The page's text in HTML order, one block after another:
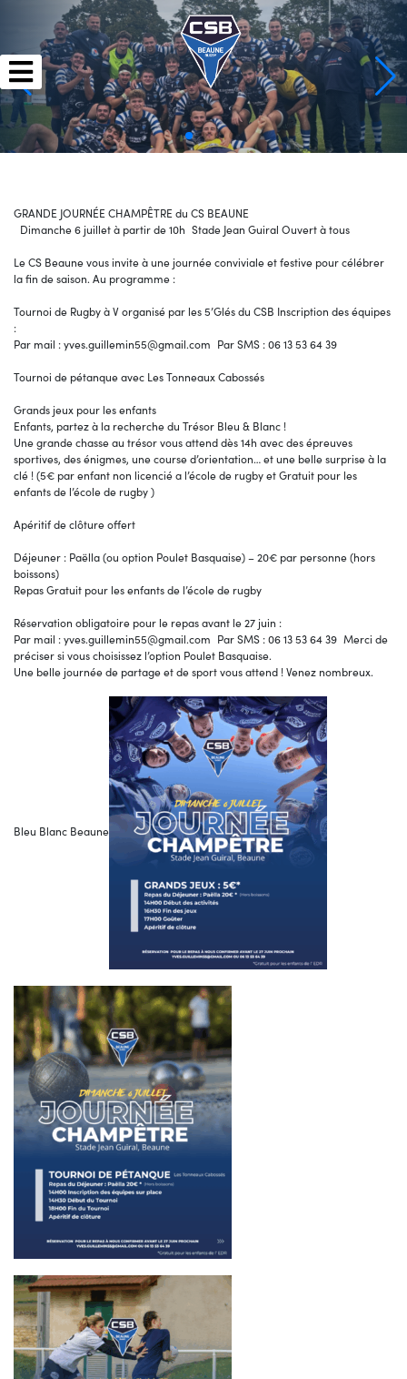
GRANDE JOURNÉE CHAMPÊTRE du CS BEAUNE
Dimanche 6 juillet à partir de 10h Stade Jean Guiral Ouvert à tous
Le CS Beaune vous invite à une journée conviviale et festive pour célébrer
la fin de saison. Au programme :
Tournoi de Rugby à V organisé par les 5’Glés du CSB Inscription des équipes
:
Par mail : yves.guillemin55@gmail.com Par SMS : 06 13 53 64 39
Tournoi de pétanque avec Les Tonneaux Cabossés
Grands jeux pour les enfants
Enfants, partez à la recherche du Trésor Bleu & Blanc !
Une grande chasse au trésor vous attend dès 14h avec des épreuves
sportives, des énigmes, une course d’orientation… et une belle surprise à la
clé ! (5€ par enfant non licencié a l’école de rugby et Gratuit pour les
enfants de l’école de rugby )
Apéritif de clôture offert
Déjeuner : Paëlla (ou option Poulet Basquaise) – 20€ par personne (hors
boissons)
Repas Gratuit pour les enfants de l’école de rugby
Réservation obligatoire pour le repas avant le 27 juin :
Par mail : yves.guillemin55@gmail.com Par SMS : 06 13 53 64 39 Merci de
préciser si vous choisissez l’option Poulet Basquaise.
Une belle journée de partage et de sport vous attend ! Venez nombreux.
Bleu Blanc Beaune